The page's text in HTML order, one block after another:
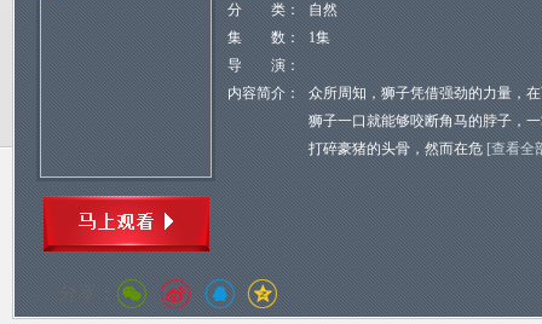
分 类：
自然
集 数：
1集
导 演：
内容简介：
众所周知，狮子凭借强劲的力量，
狮子一口就能够咬断角马的脖子，
打碎豪猪的头骨，然而在危 [查看全
分享：